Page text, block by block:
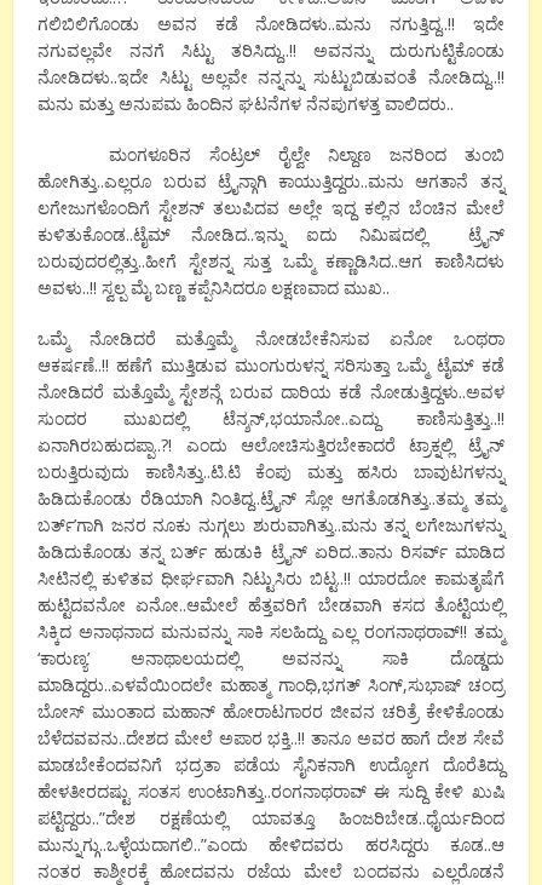
ಗಲಿಬಿಲಿಗೊಂಡು ಅವನ ಕಡೆ ನೋಡಿದಳು..ಮನು ನಗುತ್ತಿದ್ದ..!! ಇದೇ
ನಗುವಲ್ಲವೇ ನನಗೆ ಸಿಟ್ಟು ತರಿಸಿದ್ದು..!! ಅವನನ್ನು ದುರುಗುಟ್ಟಿಕೊಂಡು
ನೋಡಿದಳು..ಇದೇ ಸಿಟ್ಟು ಅಲ್ಲವೇ ನನ್ನನ್ನು ಸುಟ್ಟುಬಿಡುವಂತೆ ನೋಡಿದ್ದು..!!
ಮನು ಮತ್ತು ಅನುಪಮ ಹಿಂದಿನ ಘಟನೆಗಳ ನೆನಪುಗಳತ್ತ ವಾಲಿದರು..
ಮಂಗಳೂರಿನ ಸೆಂಟ್ರಲ್ ರೈಲ್ವೇ ನಿಲ್ದಾಣ ಜನರಿಂದ ತುಂಬಿ
ಹೋಗಿತ್ತು..ಎಲ್ಲರೂ ಬರುವ ಟ್ರೈನ್ಗಾಗಿ ಕಾಯುತ್ತಿದ್ದರು..ಮನು ಆಗತಾನೆ ತನ್ನ
ಲಗೇಜುಗಳೊಂದಿಗೆ ಸ್ಟೇಶನ್ ತಲುಪಿದವ ಅಲ್ಲೇ ಇದ್ದ ಕಲ್ಲಿನ ಬೆಂಚಿನ ಮೇಲೆ
ಕುಳಿತುಕೊಂಡ..ಟೈಮ್ ನೋಡಿದ..ಇನ್ನು ಐದು ನಿಮಿಷದಲ್ಲಿ ಟ್ರೈನ್
ಬರುವುದರಲ್ಲಿತ್ತು..ಹೀಗೆ ಸ್ಟೇಶನ್ನ ಸುತ್ತ ಒಮ್ಮೆ ಕಣ್ಣಾಡಿಸಿದ..ಆಗ ಕಾಣಿಸಿದಳು
ಅವಳು..!! ಸ್ವಲ್ಪ ಮೈ ಬಣ್ಣ ಕಪ್ಪೆನಿಸಿದರೂ ಲಕ್ಷಣವಾದ ಮುಖ..
ಒಮ್ಮೆ ನೋಡಿದರೆ ಮತ್ತೊಮ್ಮೆ ನೋಡಬೇಕೆನಿಸುವ ಏನೋ ಒಂಥರಾ
ಆಕರ್ಷಣೆ..!! ಹಣೆಗೆ ಮುತ್ತಿಡುವ ಮುಂಗುರುಳನ್ನ ಸರಿಸುತ್ತಾ ಒಮ್ಮೆ ಟೈಮ್ ಕಡೆ
ನೋಡಿದರೆ ಮತ್ತೊಮ್ಮೆ ಸ್ಟೇಶನ್ಗೆ ಬರುವ ದಾರಿಯ ಕಡೆ ನೋಡುತ್ತಿದ್ದಳು..ಅವಳ
ಸುಂದರ ಮುಖದಲ್ಲಿ ಟೆನ್ಶನ್,ಭಯಾನೋ..ಎದ್ದು ಕಾಣಿಸುತ್ತಿತ್ತು..!!
ಏನಾಗಿರಬಹುದಪ್ಪಾ..?! ಎಂದು ಆಲೋಚಿಸುತ್ತಿರಬೇಕಾದರೆ ಟ್ರಾಕ್ನಲ್ಲಿ ಟ್ರೈನ್
ಬರುತ್ತಿರುವುದು ಕಾಣಿಸಿತ್ತು..ಟಿ.ಟಿ ಕೆಂಪು ಮತ್ತು ಹಸಿರು ಬಾವುಟಗಳನ್ನು
ಹಿಡಿದುಕೊಂಡು ರೆಡಿಯಾಗಿ ನಿಂತಿದ್ದ..ಟ್ರೈನ್ ಸ್ಲೋ ಆಗತೊಡಗಿತ್ತು..ತಮ್ಮ ತಮ್ಮ
ಬರ್ತ್’ಗಾಗಿ ಜನರ ನೂಕು ನುಗ್ಗಲು ಶುರುವಾಗಿತ್ತು..ಮನು ತನ್ನ ಲಗೇಜುಗಳನ್ನು
ಹಿಡಿದುಕೊಂಡು ತನ್ನ ಬರ್ತ್ ಹುಡುಕಿ ಟ್ರೈನ್ ಏರಿದ..ತಾನು ರಿಸರ್ವ್ ಮಾಡಿದ
ಸೀಟಿನಲ್ಲಿ ಕುಳಿತವ ಧೀರ್ಘವಾಗಿ ನಿಟ್ಟುಸಿರು ಬಿಟ್ಟ..!! ಯಾರದೋ ಕಾಮತೃಷೆಗೆ
ಹುಟ್ಟಿದವನೋ ಏನೋ..ಆಮೇಲೆ ಹೆತ್ತವರಿಗೆ ಬೇಡವಾಗಿ ಕಸದ ತೊಟ್ಟಿಯಲ್ಲಿ
ಸಿಕ್ಕಿದ ಅನಾಥನಾದ ಮನುವನ್ನು ಸಾಕಿ ಸಲಹಿದ್ದು ಎಲ್ಲ ರಂಗನಾಥರಾವ್!! ತಮ್ಮ
‘ಕಾರುಣ್ಯ’ ಅನಾಥಾಲಯದಲ್ಲಿ ಅವನನ್ನು ಸಾಕಿ ದೊಡ್ಡದು
ಮಾಡಿದ್ದರು..ಎಳವೆಯಿಂದಲೇ ಮಹಾತ್ಮ ಗಾಂಧಿ,ಭಗತ್ ಸಿಂಗ್,ಸುಭಾಷ್ ಚಂದ್ರ
ಬೋಸ್ ಮುಂತಾದ ಮಹಾನ್ ಹೋರಾಟಗಾರರ ಜೀವನ ಚರಿತ್ರೆ ಕೇಳಿಕೊಂಡು
ಬೆಳೆದವವನು..ದೇಶದ ಮೇಲೆ ಅಪಾರ ಭಕ್ತಿ..!! ತಾನೂ ಅವರ ಹಾಗೆ ದೇಶ ಸೇವೆ
ಮಾಡಬೇಕೆಂದವನಿಗೆ ಭದ್ರತಾ ಪಡೆಯ ಸೈನಿಕನಾಗಿ ಉದ್ಯೋಗ ದೊರೆತಿದ್ದು
ಹೇಳತೀರದಷ್ಟು ಸಂತಸ ಉಂಟಾಗಿತ್ತು..ರಂಗನಾಥರಾವ್ ಈ ಸುದ್ದಿ ಕೇಳಿ ಖುಷಿ
ಪಟ್ಟಿದ್ದರು..”ದೇಶ ರಕ್ಷಣೆಯಲ್ಲಿ ಯಾವತ್ತೂ ಹಿಂಜರಿಬೇಡ..ಧೈರ್ಯದಿಂದ
ಮುನ್ನುಗ್ಗು..ಒಳ್ಳೆಯದಾಗಲಿ..”ಎಂದು ಹೇಳಿದವರು ಹರಸಿದ್ದರು ಕೂಡ..ಆ
ನಂತರ ಕಾಶ್ಮೀರಕ್ಕೆ ಹೋದವನು ರಜೆಯ ಮೇಲೆ ಬಂದವನು ಎಲ್ಲರೊಡನೆ